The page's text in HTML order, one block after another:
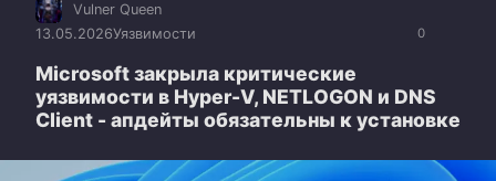
0
Vulner Queen
13.05.2026Уязвимости
Microsoft закрыла критические
уязвимости в Hyper-V, NETLOGON и DNS
Client - апдейты обязательны к установке